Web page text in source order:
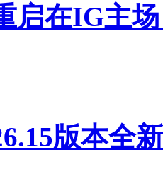
启在IG主
版本全